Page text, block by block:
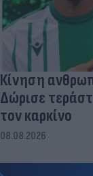
Κίνηση
Δώρισε
τον καρκίνο
08.08.2026